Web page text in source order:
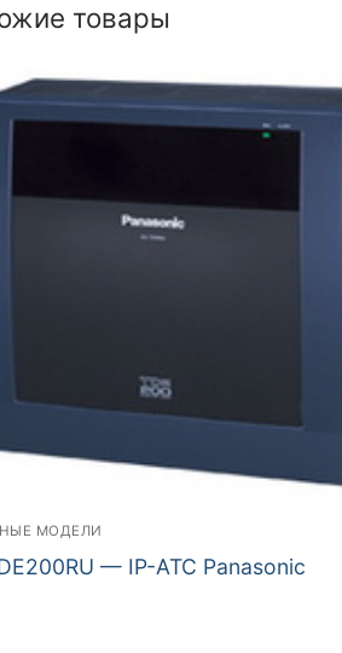
товары
МОДЕЛИ
— IP-АТС Panasonic